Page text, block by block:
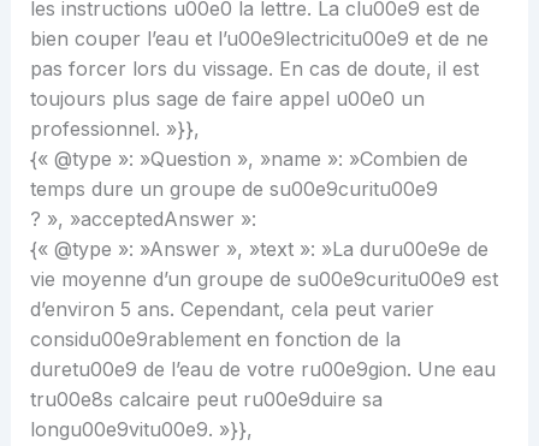
les instructions u00e0 la lettre. La clu00e9 est de
bien couper l’eau et l’u00e9lectricitu00e9 et de ne
pas forcer lors du vissage. En cas de doute, il est
toujours plus sage de faire appel u00e0 un
professionnel. »}},
{« @type »: »Question », »name »: »Combien de
temps dure un groupe de su00e9curitu00e9
? », »acceptedAnswer »:
{« @type »: »Answer », »text »: »La duru00e9e de
vie moyenne d’un groupe de su00e9curitu00e9 est
d’environ 5 ans. Cependant, cela peut varier
considu00e9rablement en fonction de la
duretu00e9 de l’eau de votre ru00e9gion. Une eau
tru00e8s calcaire peut ru00e9duire sa
longu00e9vitu00e9. »}},